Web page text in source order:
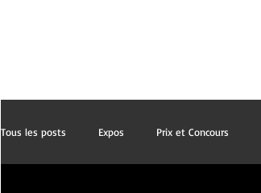
Tous les posts Expos Prix et Concours